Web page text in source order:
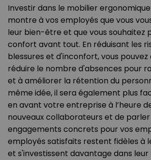
Investir dans le mobilier
montre à vos employés que vous
leur bien-être et que vous souhaitez
confort avant tout. En réduisant les
blessures et d'inconfort, vous
réduire le nombre d'absences pour
et à améliorer la rétention du
même idée, il sera également plus
en avant votre entreprise à l’heure
nouveaux collaborateurs et de parler
engagements concrets pour vos
employés satisfaits restent fidèles à
et s'investissent davantage dans leur